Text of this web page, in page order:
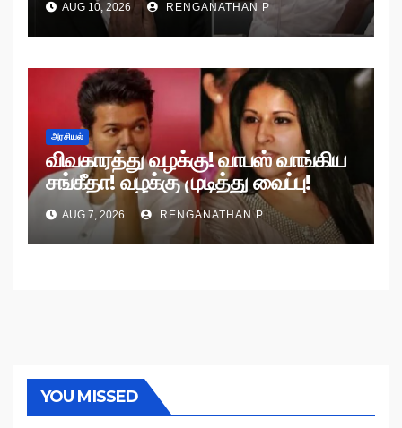
AUG 10, 2026 RENGANATHAN P
அரசியல்
விவகாரத்து வழக்கு! வாபஸ் வாங்கிய
சங்கீதா! வழக்கு முடித்து வைப்பு!
AUG 7, 2026 RENGANATHAN P
YOU MISSED